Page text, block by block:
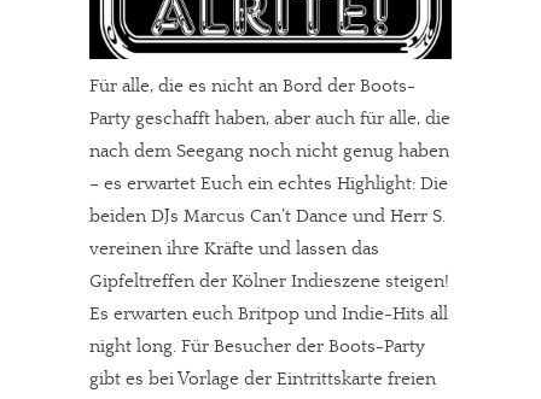
Für alle, die es nicht an Bord der Boots-
Party geschafft haben, aber auch für alle, die
nach dem Seegang noch nicht genug haben
– es erwartet Euch ein echtes Highlight: Die
beiden DJs Marcus Can’t Dance und Herr S.
vereinen ihre Kräfte und lassen das
Gipfeltreffen der Kölner Indieszene steigen!
Es erwarten euch Britpop und Indie-Hits all
night long. Für Besucher der Boots-Party
gibt es bei Vorlage der Eintrittskarte freien